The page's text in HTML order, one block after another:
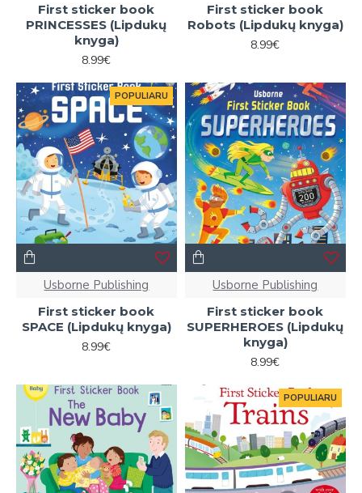
First sticker book
PRINCESSES (Lipdukų
knyga)
8.99€
First sticker book
Robots (Lipdukų knyga)
8.99€
POPULIARU
Usborne Publishing
First sticker book
SPACE (Lipdukų knyga)
8.99€
Usborne Publishing
First sticker book
SUPERHEROES (Lipdukų
knyga)
8.99€
POPULIARU